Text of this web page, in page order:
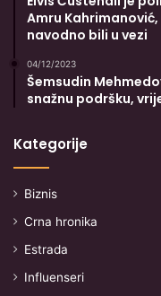
Amru
navodno bili u vezi
04/12/2023
Šemsudin
snažnu podršku,
Kategorije
Biznis
Crna hronika
Estrada
Influenseri